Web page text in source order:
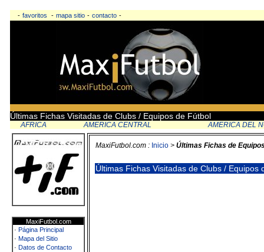
- favoritos - mapa sitio - contacto -
Últimas Fichas Visitadas de Clubs / Equipos de Fútbol
AFRICA AMERICA CENTRAL AMERICA DEL
MaxiFutbol.com
· Página Principal
· Mapa del Sitio
· Datos de Contacto
MaxiFutbol.com : Inicio > Últimas Fichas de
Últimas Fichas Visitadas de Clubs / Equipos